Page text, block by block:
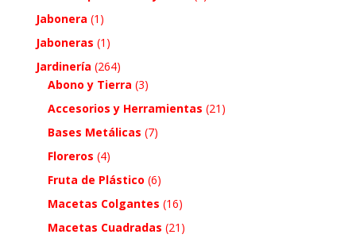
Jabonera (1)
Jaboneras (1)
Jardinería (264)
Abono y Tierra (3)
Accesorios y Herramientas (21)
Bases Metálicas (7)
Floreros (4)
Fruta de Plástico (6)
Macetas Colgantes (16)
Macetas Cuadradas (21)